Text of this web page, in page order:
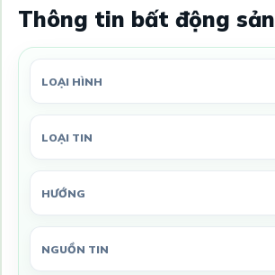
Thông tin bất động sản
LOẠI HÌNH
LOẠI TIN
HƯỚNG
NGUỒN TIN